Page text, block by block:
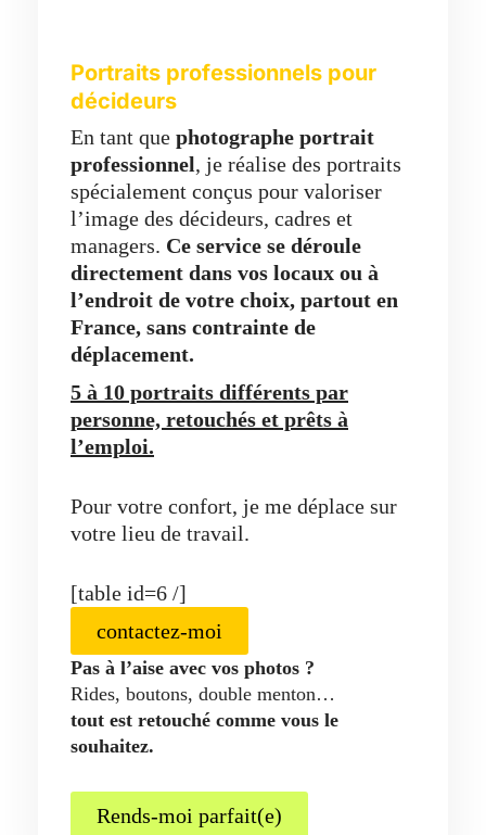
Portraits professionnels pour
décideurs
En tant que photographe portrait
professionnel, je réalise des portraits
spécialement conçus pour valoriser
l’image des décideurs, cadres et
managers. Ce service se déroule
directement dans vos locaux ou à
l’endroit de votre choix, partout en
France, sans contrainte de
déplacement.
5 à 10 portraits différents par
personne, retouchés et prêts à
l’emploi.
Pour votre confort, je me déplace sur
votre lieu de travail.
[table id=6 /]
contactez-moi
Pas à l’aise avec vos photos ?
Rides, boutons, double menton…
tout est retouché comme vous le
souhaitez.
Rends-moi parfait(e)